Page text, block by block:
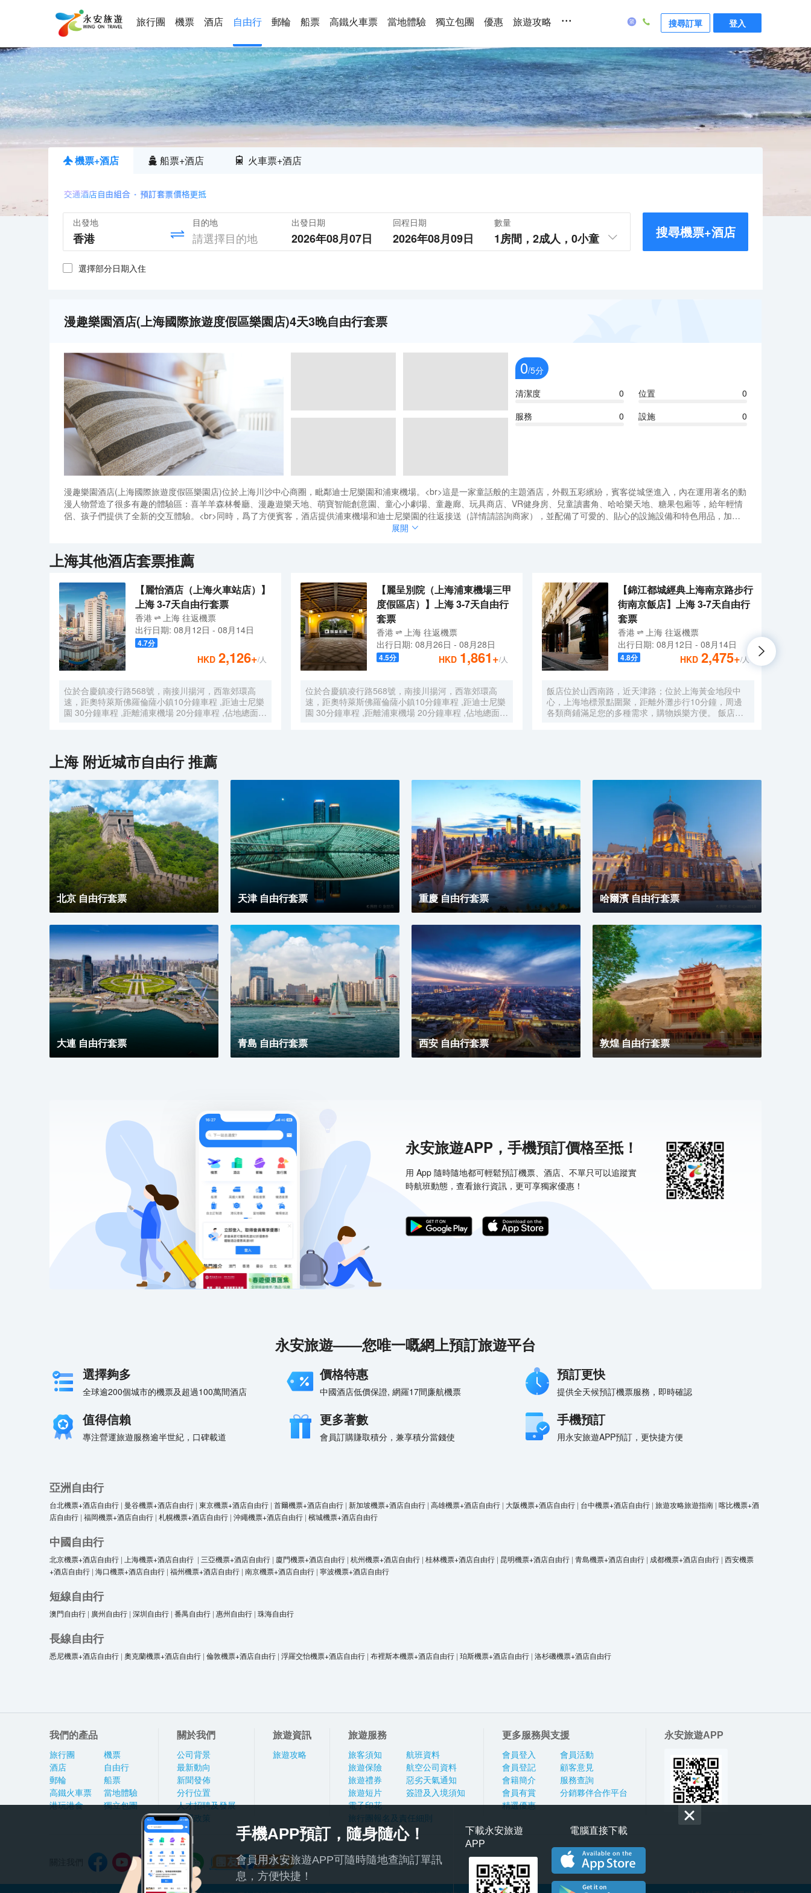
旅行團 機票 酒店 自由行 郵輪 船票 高鐵火車票 當地體驗 獨立包團 優惠 旅遊攻略 ... 搜尋訂單 登入
機票+酒店 船票+酒店 火車票+酒店
出發地 目的地 出發日期
2026年08月07日
回程日期
2026年08月09日
數量
1房間， 2成人， 0小童 搜尋機票+酒店
選擇部分日期入住
漫趣樂園酒店(上海國際旅遊度假區樂園店)4天3晚自由行套票
0/5分
清潔度
0 位置
0
服務
0 設施 0
漫趣樂園酒店(上海國際旅遊度假區樂園店)位於上海川沙中心商圈，毗鄰迪士尼樂園和浦東機場。<br>這是一家童話般的主題酒店，外觀五彩繽紛，賓客從城堡進入，內在運用著名的動
漫人物營造了很多有趣的體驗區：喜羊羊森林餐廳、漫趣遊樂天地、萌寶智能創意園、童心小劇場、童趣廊、玩具商店、VR健身房、兒童讀書角、哈哈樂天地、糖果包廂等，給年輕情
侶、孩子們提供了全新的交互體驗。<br>同時，爲了方便賓客，酒店提供浦東機場和迪士尼樂園的往返接送（詳情請諮詢商家），並配備了可愛的、貼心的設施設備和特色用品，加上
漫趣樂園酒店(上海國際旅遊度假區樂園店)位於上海川沙中心商圈，毗鄰迪士尼樂園和浦東機場。<br>這是一家童話般的主題酒店，外觀五彩繽紛，賓客從城堡進入，內在運用著名的動
侶、孩子們提供了全新的交互體驗。<br>同時，爲了方便賓客，酒店提供浦東機場和迪士尼樂園的往返接送（詳情請諮詢商家），並配備了可愛的、貼心的設施設備和特色用品，加上
酒店員工熱情洋溢的服務，定能讓每位賓客流連忘返，是旅遊休閒度假的好去處。
展開
上海其他酒店套票推薦
【麗怡酒店（上海火車站店）】
上海 3-7天自由行套票
香港 上海 往返機票
出行日期: 08月12日 - 08月14日
4.7分
HKD 2,126+/人
位於合慶鎮凌行路568號，南接川揚河，西靠郊環高
速，距奧特萊斯佛羅倫薩小鎮10分鐘車程 ,距迪士尼樂
園 30分鐘車程 ,距離浦東機場 20分鐘車程 ,佔地總面積
景區。 酒店整體以蘇式園林為主調， 精緻、古樸的四
合院酒店 古色古香、花草蘢葱、鳥語花香 配以現代化
的設施以及標準化、人性化的服務。
【麗呈別院（上海浦東機場三甲
度假區店）】上海 3-7天自由行
套票
香港 上海 往返機票
出行日期: 08月26日 - 08月28日
4.5分 HKD 1,861+/人
位於合慶鎮凌行路568號，南接川揚河，西靠郊環高
速，距奧特萊斯佛羅倫薩小鎮10分鐘車程 ,距迪士尼樂
園 30分鐘車程 ,距離浦東機場 20分鐘車程 ,佔地總面積
的設施以及標準化、人性化的服務。
【錦江都城經典上海南京路步行
街南京飯店】上海 3-7天自由行
套票
香港 上海 往返機票
出行日期: 08月12日 - 08月14日
4.8分 HKD 2,475+/人
飯店位於山西南路，近天津路；位於上海黃金地段中
心，上海地標景點圍聚，距離外灘步行10分鐘，周邊
各類商鋪滿足您的多種需求，購物娛樂方便。 飯店，
有無線WIFI、中西式自助餐廳、大堂吧、會議室，自
助餐廳提供營養、豐富、藝術的自助早餐，多種選擇的
午晚餐，每日下午2點至4點提供“社交時光”供您享用飲
料、小食，飯店是您旅遊、商務的上佳選擇。
上海附近城市自由行 推薦
北京 自由行套票 天津 自由行套票 重慶 自由行套票 哈爾濱 自由行套票
大連 自由行套票 青島 自由行套票 西安 自由行套票 敦煌 自由行套票
永安旅遊APP，手機預訂價格至抵！
用 App 隨時隨地都可輕鬆預訂機票、酒店、不單只可以追蹤實
時航班動態，查看旅行資訊，更可享獨家優惠！
永安旅遊——您唯一嘅網上預訂旅遊平台
選擇夠多
全球逾200個城市的機票及超過100萬間酒店
價格特惠
中國酒店低價保證, 網羅17間廉航機票
預訂更快
提供全天候預訂機票服務，即時確認
值得信賴
專注營運旅遊服務逾半世紀，口碑載道
更多著數
會員訂購賺取積分，兼享積分當錢使
手機預訂
用永安旅遊APP預訂，更快捷方便
亞洲自由行
台北機票+酒店自由行 | 曼谷機票+酒店自由行 | 東京機票+酒店自由行 | 首爾機票+酒店自由行 | 新加坡機票+酒店自由行 | 高雄機票+酒店自由行 | 大阪機票+酒店自由行 | 台中機票+酒店自由行 | 旅遊攻略旅遊指南 | 喀比機票+酒
店自由行 | 福岡機票+酒店自由行 | 札幌機票+酒店自由行 | 沖繩機票+酒店自由行 | 檳城機票+酒店自由行
中國自由行
北京機票+酒店自由行 | 上海機票+酒店自由行 | 三亞機票+酒店自由行 | 廈門機票+酒店自由行 | 杭州機票+酒店自由行 | 桂林機票+酒店自由行 | 昆明機票+酒店自由行 | 青島機票+酒店自由行 | 成都機票+酒店自由行 | 西安機票
+酒店自由行 | 海口機票+酒店自由行 | 福州機票+酒店自由行 | 南京機票+酒店自由行 | 寧波機票+酒店自由行
短線自由行
澳門自由行 | 廣州自由行 | 深圳自由行 | 番禺自由行 | 惠州自由行 | 珠海自由行
長線自由行
悉尼機票+酒店自由行 | 奧克蘭機票+酒店自由行 | 倫敦機票+酒店自由行 | 浮羅交怡機票+酒店自由行 | 布裡斯本機票+酒店自由行 | 珀斯機票+酒店自由行 | 洛杉磯機票+酒店自由行
我們的產品
旅行團
酒店
郵輪
高鐵火車票
港玩港食
機票
自由行
船票
當地體驗
獨立包團
關於我們
公司背景
最新動向
新聞發佈
分行位置
人才招聘及發展
私隱政策
旅遊資訊
旅遊攻略
旅遊服務
旅客須知
旅遊保險
旅遊禮券
旅遊短片
電子印花
航班資料
航空公司資料
惡劣天氣通知
簽證及入境須知
旅行團報名及責任細則
更多服務與支援
會員登入
會員登記
會籍簡介
會員有賞
精選優惠
會員活動
顧客意見
服務查詢
分銷夥伴合作平台
永安旅遊APP
手機APP預訂，隨身隨心！
會員用永安旅遊APP可隨時隨地查詢訂單訊
息，方便快捷！
下載永安旅遊
APP
電腦直接下載